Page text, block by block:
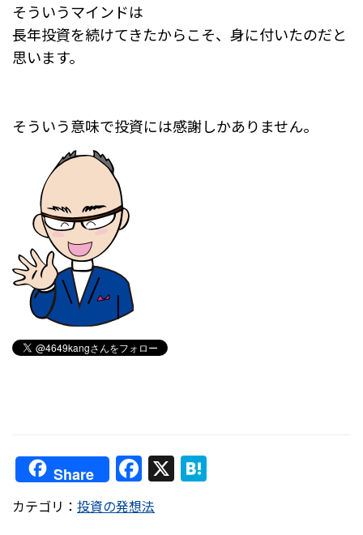
そういうマインドは
長年投資を続けてきたからこそ、身に付いたのだと
思います。
そういう意味で投資には感謝しかありません。
Share F
a
c
X
カテゴリ： 投資の発想法